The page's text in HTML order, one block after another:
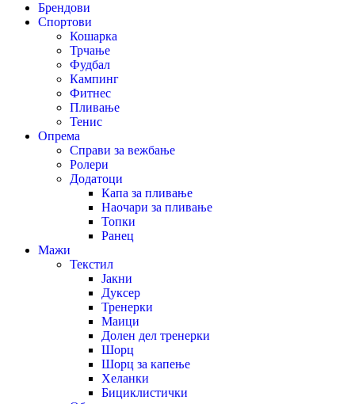
Брендови
Спортови
Кошарка
Трчање
Фудбал
Кампинг
Фитнес
Пливање
Тенис
Опрема
Справи за вежбање
Ролери
Додатоци
Капа за пливање
Наочари за пливање
Топки
Ранец
Мажи
Текстил
Јакни
Дуксер
Тренерки
Маици
Долен дел тренерки
Шорц
Шорц за капење
Хеланки
Бициклистички